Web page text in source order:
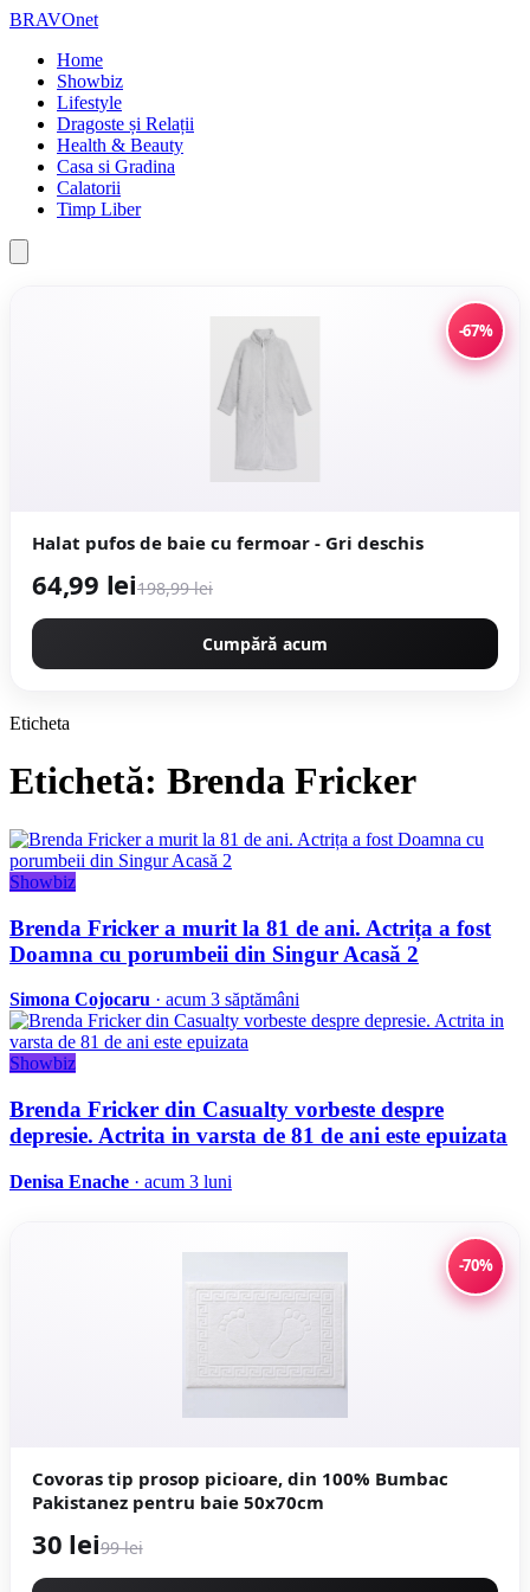
BRAVOnet
Home
Showbiz
Lifestyle
Dragoste și Relații
Health & Beauty
Casa si Gradina
Calatorii
Timp Liber
-67%
Halat pufos de baie cu fermoar - Gri deschis
64,99 lei198,99 lei
Cumpără acum
Eticheta
Etichetă: Brenda Fricker
Showbiz
Brenda Fricker a murit la 81 de ani. Actrița a fost
Doamna cu porumbeii din Singur Acasă 2
Simona Cojocaru · acum 3 săptămâni
Showbiz
Brenda Fricker din Casualty vorbeste despre
depresie. Actrita in varsta de 81 de ani este epuizata
Denisa Enache · acum 3 luni
-70%
Covoras tip prosop picioare, din 100% Bumbac
Pakistanez pentru baie 50x70cm
30 lei99 lei